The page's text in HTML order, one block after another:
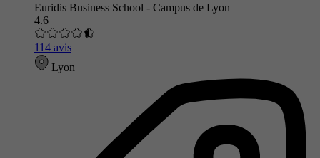
Euridis Business School - Campus de Lyon
4.6
114 avis
Lyon